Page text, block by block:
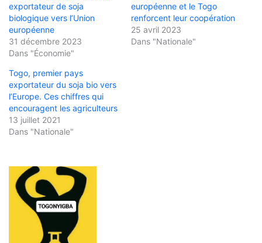
exportateur de soja
biologique vers l’Union
européenne
31 décembre 2023
Dans "Économie"
européenne et le Togo
renforcent leur coopération
25 avril 2023
Dans "Nationale"
Togo, premier pays
exportateur du soja bio vers
l’Europe. Ces chiffres qui
encouragent les agriculteurs
13 juillet 2021
Dans "Nationale"